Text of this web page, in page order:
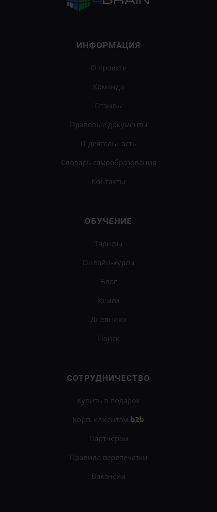
ИНФОРМАЦИЯ
О проекте
Команда
Отзывы
Правовые документы
IT деятельность
Словарь самообразования
Контакты
ОБУЧЕНИЕ
Тарифы
Онлайн-курсы
Блог
Книги
Дневники
Поиск
СОТРУДНИЧЕСТВО
Купить в подарок
Корп. клиентам b2b
Партнёрам
Правила перепечатки
Вакансии